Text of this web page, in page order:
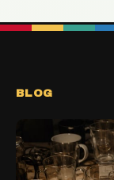
BLOG